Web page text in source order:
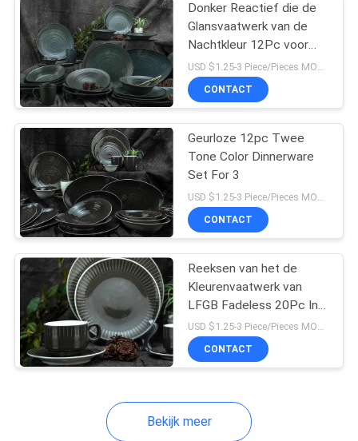
Ceramische Mokkop
18
De reeks van de
melamineplaat
Kom
Donker Reactief die de
Glansvaatwerk van de
Nachtkleur 12Pc voor
Hotelrestaurant wordt
geplaatst
CONTACT
Geurloze 12pc Twee
Tone Color Dinnerware
Set For 3
CONTACT
Reeksen van het de
Kleurenvaatwerk van
LFGB Fadeless 20Pc In
reliëf gemaakte
USD $1.25-3 Piece/Pieces MOQ:300 Stuk/Stukken
CONTACT
Bekijk meer